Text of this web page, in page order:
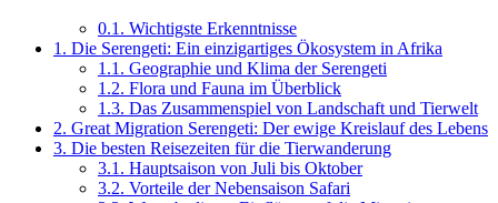
0.1. Wichtigste Erkenntnisse
1. Die Serengeti: Ein einzigartiges Ökosystem in Afrika
1.1. Geographie und Klima der Serengeti
1.2. Flora und Fauna im Überblick
1.3. Das Zusammenspiel von Landschaft und Tierwelt
2. Great Migration Serengeti: Der ewige Kreislauf des Lebens
3. Die besten Reisezeiten für die Tierwanderung
3.1. Hauptsaison von Juli bis Oktober
3.2. Vorteile der Nebensaison Safari